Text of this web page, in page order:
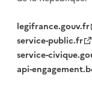
legifrance.gouv.fr
service-public.fr
service-
api-